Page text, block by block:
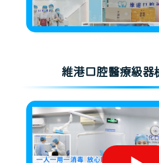
維港口腔醫療級器